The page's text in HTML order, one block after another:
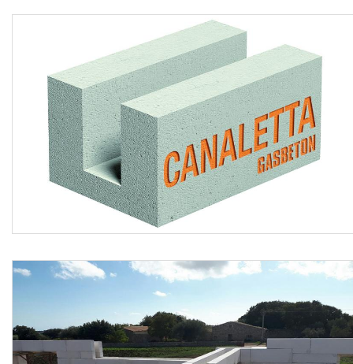
previo idoneo spessore copriferro o previa verifica analitica
di resistenza al fuoco dell’elemento).
Le lavorazioni devono attenersi scrupolosamente al
progetto esecutivo e alle disposizioni tecniche del Direttore
dei Lavori o della Committenza, conformandosi nella loro
realizzazione, a tutte le prescrizioni contenute
contrattualmente nel capitolato d'appalto.
Sono esclusi dal prezzoil ponteggio esterno/interno oltre
l’altezza di 3,50 m, l’installazione di appositi pilastrini ed
irrigidimenti verticali armati in opera interni alla muratura
tipo BLOCCO FORATO EVOLUTION, l’intonacatura di
fondo con MULTICEM, la rasatura di fondo
d’armatura, l’inserimento dell’armatura metallica e del
getto di completamento in calcestruzzo all’interno del
cassero ad U ottenuto con l’inserimento del BLOCCO
CANALETTA GASBETON (nei casi di luci molto grandi
sono previsti richiami d’armatura dal solaio superiore con